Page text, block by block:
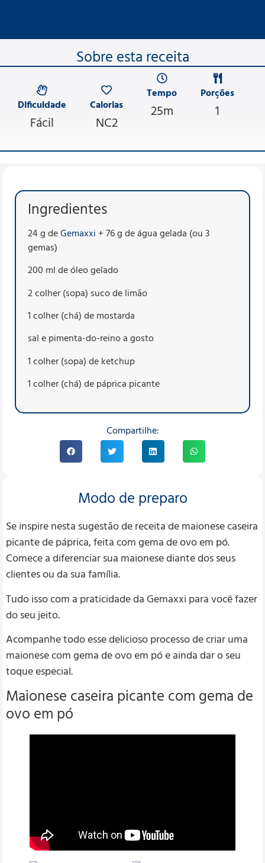
Sobre esta receita
Dificuldade
Fácil
Calorias
NC2
Tempo
25m
Porções
1
Ingredientes
24 g deGemaxxi + 76 g de água gelada (ou 3
gemas)
200 ml de óleo gelado
2 colher (sopa) suco de limão
1 colher (chá) de mostarda
sal e pimenta-do-reino a gosto
1 colher (sopa) de ketchup
1 colher (chá) de páprica picante
Compartilhe:
Modo de preparo
Se inspire nesta sugestão de receita de maionese caseira
picante de páprica, feita com gema de ovo em pó.
Comece a diferenciar sua maionese diante dos seus
clientes ou da sua família.
Tudo isso com a praticidade da Gemaxxi para você fazer
do seu jeito.
Acompanhe todo esse delicioso processo de criar uma
maionese com gema de ovo em pó e ainda dar o seu
toque especial.
Maionese caseira picante com gema de
ovo em pó